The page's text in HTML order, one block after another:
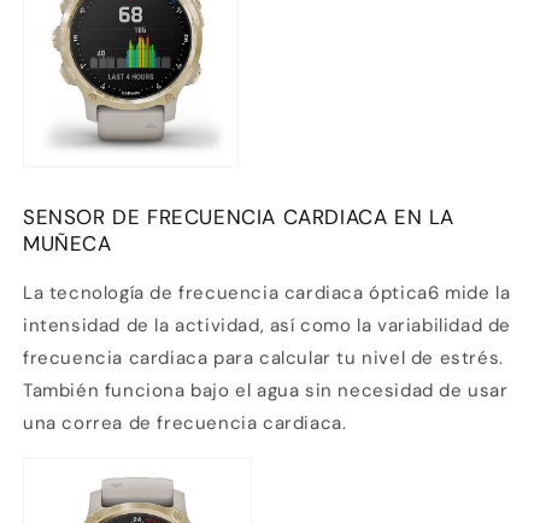
SENSOR DE FRECUENCIA CARDIACA EN LA
MUÑECA
La tecnología de frecuencia cardiaca óptica6 mide la
intensidad de la actividad, así como la variabilidad de
frecuencia cardiaca para calcular tu nivel de estrés.
También funciona bajo el agua sin necesidad de usar
una correa de frecuencia cardiaca.